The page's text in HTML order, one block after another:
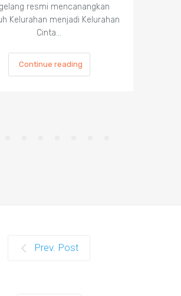
resmi mencanangkan
Kelurahan menjadi Kelurahan
Cinta…
Continue reading
Prev. Post